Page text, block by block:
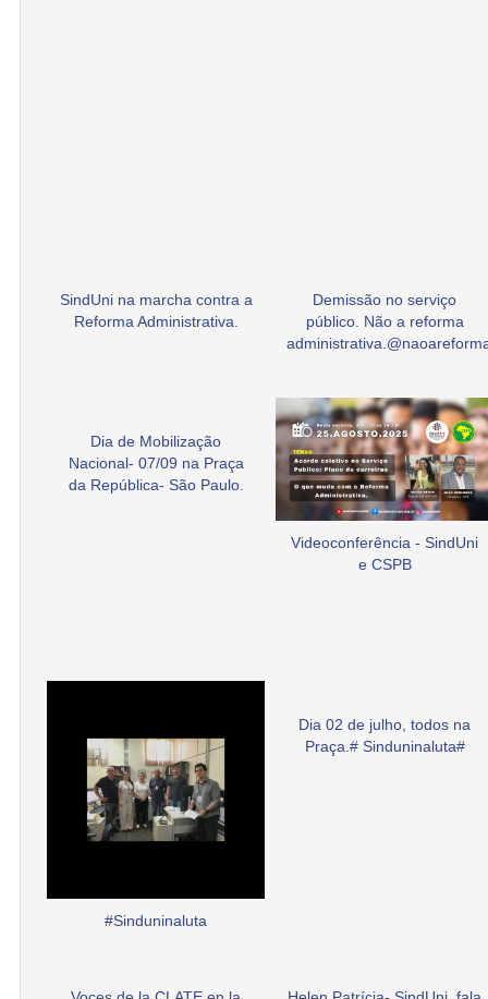
SindUni na marcha contra a
Reforma Administrativa.
Demissão no serviço
público. Não a reforma
Dia de Mobilização
Nacional- 07/09 na Praça
da República- São Paulo.
Videoconferência - SindUni
e CSPB
#Sinduninaluta
Dia 02 de julho, todos na
Praça.# Sinduninaluta#